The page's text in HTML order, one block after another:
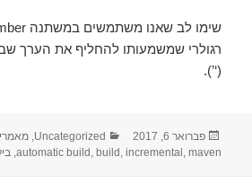
רגולרי שמשמעותו להחליף את הערך
(‘’).
פורסם
בתאריך
פברואר 6, 2017 קטגוריות
Uncategorized
,
automatic build , build , incremental , maven
,